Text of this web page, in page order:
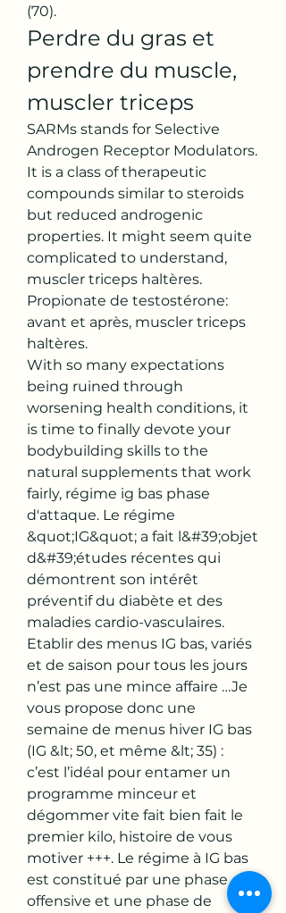
(70).
Perdre du gras et
prendre du muscle,
muscler triceps
SARMs stands for Selective
Androgen Receptor Modulators.
It is a class of therapeutic
compounds similar to steroids
but reduced androgenic
properties. It might seem quite
complicated to understand,
muscler triceps haltères.
Propionate de testostérone:
avant et après, muscler triceps
haltères.
With so many expectations
being ruined through
worsening health conditions, it
is time to finally devote your
bodybuilding skills to the
natural supplements that work
fairly, régime ig bas phase
d'attaque. Le régime
&quot;IG&quot; a fait l&#39;objet
d&#39;études récentes qui
démontrent son intérêt
préventif du diabète et des
maladies cardio-vasculaires.
Etablir des menus IG bas, variés
et de saison pour tous les jours
n’est pas une mince affaire …Je
vous propose donc une
semaine de menus hiver IG bas
(IG &lt; 50, et même &lt; 35) :
c’est l’idéal pour entamer un
programme minceur et
dégommer vite fait bien fait le
premier kilo, histoire de vous
motiver +++. Le régime à IG bas
est constitué par une phase
offensive et une phase de